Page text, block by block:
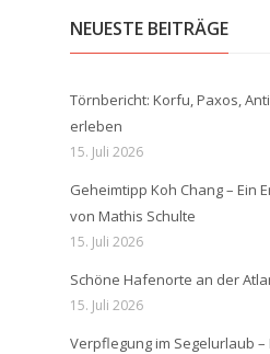
NEUESTE BEITRÄGE
Törnbericht: Korfu, Paxos,
erleben
15. Juli 2026
Geheimtipp Koh Chang – Ein
von Mathis Schulte
15. Juli 2026
Schöne Hafenorte an der
15. Juli 2026
Verpflegung im Segelurlaub